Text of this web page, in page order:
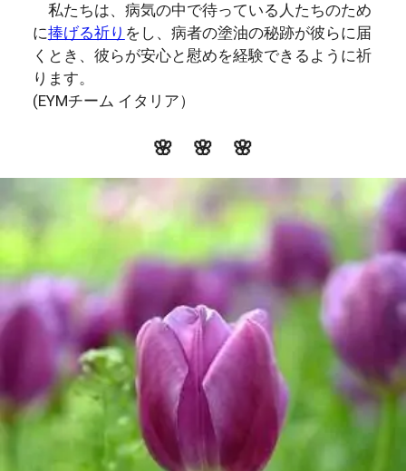
私たちは、病気の中で待っている人たちのため
に捧げる祈り をし、病者の塗油の秘跡が彼らに届
くとき、彼らが安心と慰めを経験できるように祈
ります。
(EYMチーム イタリア）
🌸 🌸 🌸